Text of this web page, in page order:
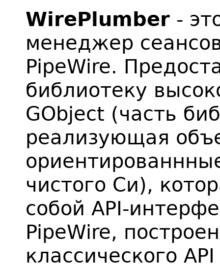
WirePlumber -
менеджер
PipeWire.
библиотеку
GObject (часть
реализующая
чистого Си),
собой API-
PipeWire,
классического